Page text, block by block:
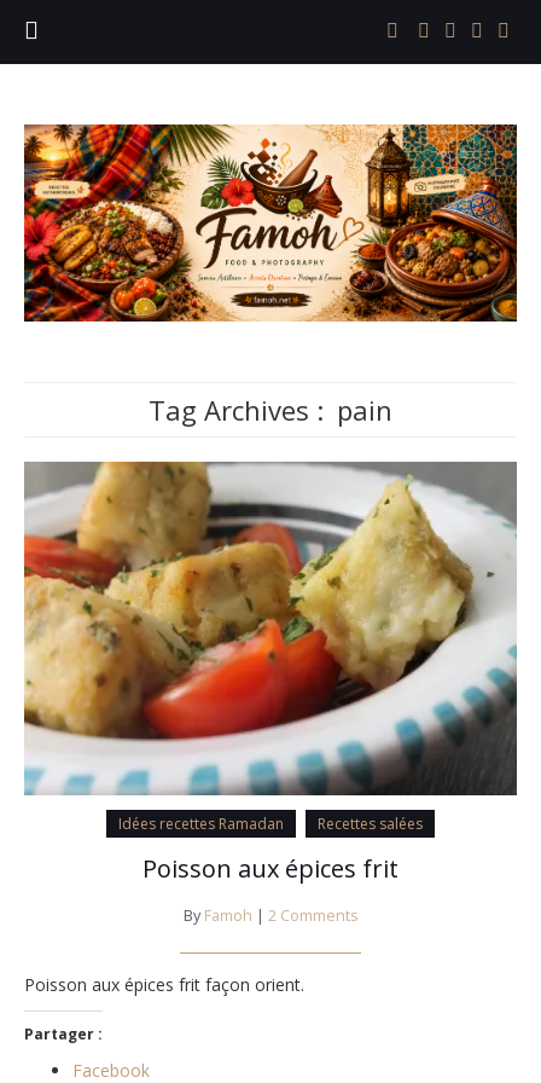
Tag Archives : pain
Idées recettes Ramadan Recettes salées
Poisson aux épices frit
By Famoh | 2 Comments
Poisson aux épices frit façon orient.
Partager :
Facebook